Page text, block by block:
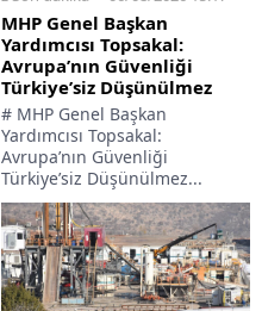
MHP Genel Başkan
Yardımcısı Topsakal:
Avrupa’nın Güvenliği
Türkiye’siz Düşünülmez
# MHP Genel Başkan
Yardımcısı Topsakal:
Avrupa’nın Güvenliği
Türkiye’siz Düşünülmez...